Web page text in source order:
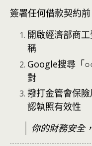
簽署任何借款契約
開啟經濟部商
稱
Google搜尋「
對
撥打金管會保
認執照有效性
你的財務安全